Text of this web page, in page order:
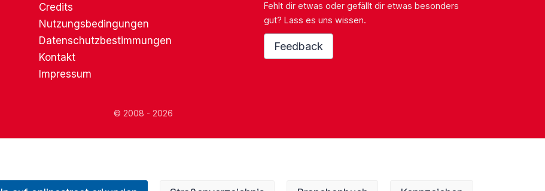
Credits
Nutzungsbedingungen
Datenschutzbestimmungen
Kontakt
Impressum
Fehlt dir etwas oder gefällt dir etwas besonders
gut? Lass es uns wissen.
Feedback
© 2008 - 2026